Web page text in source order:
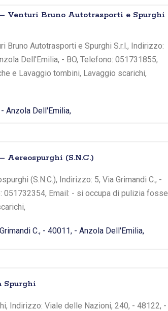
Venturi Bruno Autotrasporti e Spurghi
Bruno Autotrasporti e Spurghi S.r.l., Indirizzo:
Dell'Emilia, - BO, Telefono: 051731855,
e Lavaggio tombini, Lavaggio scarichi,
Anzola Dell'Emilia,
Aereospurghi (S.N.C.)
(S.N.C.), Indirizzo: 5, Via Grimandi C., -
051732354, Email: - si occupa di pulizia fosse
C., - 40011, - Anzola Dell'Emilia,
Spurghi
Indirizzo: Viale delle Nazioni, 240, - 48122, -